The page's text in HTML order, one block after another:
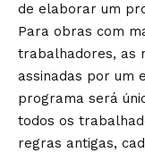
de elaborar um
Para obras com
trabalhadores, as
assinadas por um
programa será
todos os
regras antigas,